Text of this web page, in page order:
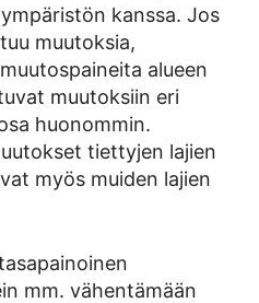
kanssa. Jos
muutoksia,
alueen
muutoksiin eri
huonommin.
tiettyjen lajien
myös muiden lajien
mm. vähentämään